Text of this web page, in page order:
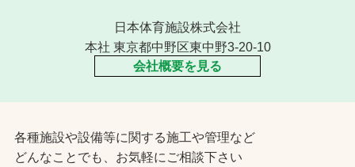
日本体育施設株式会社
本社 東京都中野区東中野3-20-10
会社概要を見る
各種施設や設備等に関する施工や管理など
どんなことでも、お気軽にご相談下さい